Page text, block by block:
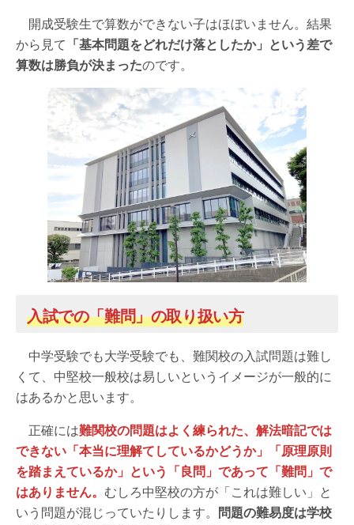
開成受験生で算数ができない子はほぼいません。結果
から見て 「基本問題をどれだけ落としたか」という差で
算数は勝負が決まったのです。
入試での「難問」の取り扱い方
中学受験でも大学受験でも、難関校の入試問題は難し
くて、中堅校一般校は易しいというイメージが一般的に
はあるかと思います。
正確には難関校の問題はよく練られた、解法暗記では
できない「本当に理解てしているかどうか」「原理原則
を踏まえているか」という「良問」であって「難問」で
はありません。 むしろ中堅校の方が「これは難しい」と
いう問題が混じっていたりします。 問題の難易度は学校